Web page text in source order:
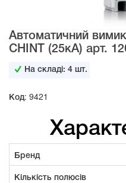
Автоматичний
CHINT (25кА) арт.
На складі:4 шт.
Код: 9421
Бренд
Кількість полюсів